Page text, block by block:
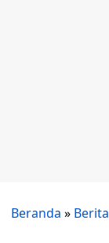
Beranda » Berita